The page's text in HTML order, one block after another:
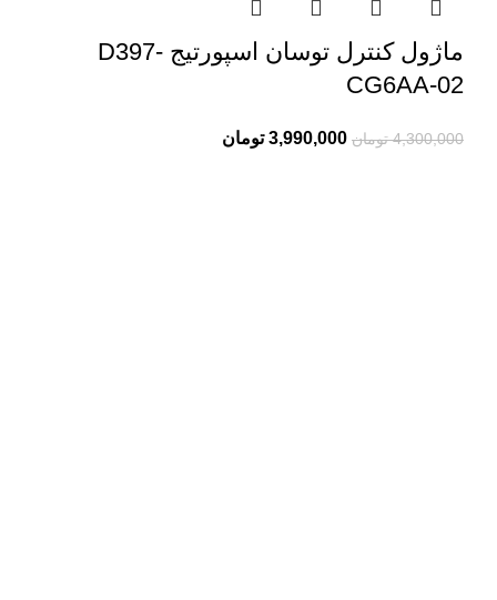
ماژول کنترل توسان اسپورتیج D397-
CG6AA-02
4,300,000 تومان 3,990,000 تومان